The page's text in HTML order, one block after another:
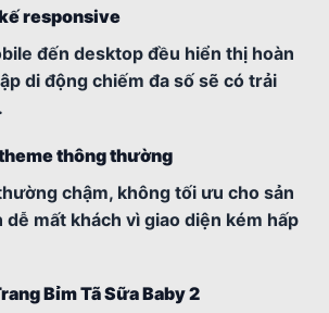
responsive
đến desktop đều hiển thị hoàn
di động chiếm đa số sẽ có trải
thông thường
chậm, không tối ưu cho sản
dễ mất khách vì giao diện kém hấp
Bỉm Tã Sữa Baby 2